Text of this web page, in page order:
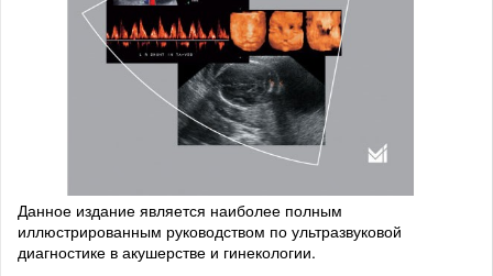
Данное издание является наиболее полным
иллюстрированным руководством по ультразвуковой
диагностике в акушерстве и гинекологии.